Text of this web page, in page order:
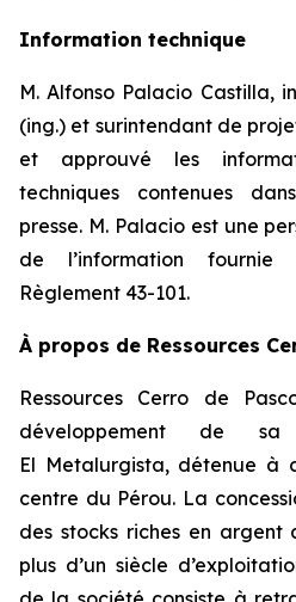
Information technique
M. Alfonso Palacio Castilla,
(ing.) et surintendant de
et approuvé les
techniques contenues
presse. M. Palacio est une
de l’information
Règlement 43-101.
À propos de Ressources
Ressources Cerro de
développement de sa
El Metalurgista, détenue à
centre du Pérou. La
des stocks riches en argent
plus d’un siècle